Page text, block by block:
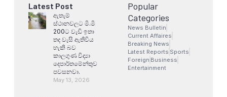
Latest Post
ඇතැම්
ස්ථානවලට මි.මි
200ට වැඩි ඉතා
තද වැසි ඇතිවිය
හැකි බව
කාලගුණ විද්‍යා
දෙපාර්තමේන්තුව
පවසනවා.
May 13, 2026
Popular
Categories
News Bulletin
Current Affaires
Breaking News
Latest Reports Sports
Foreign Business
Entertainment